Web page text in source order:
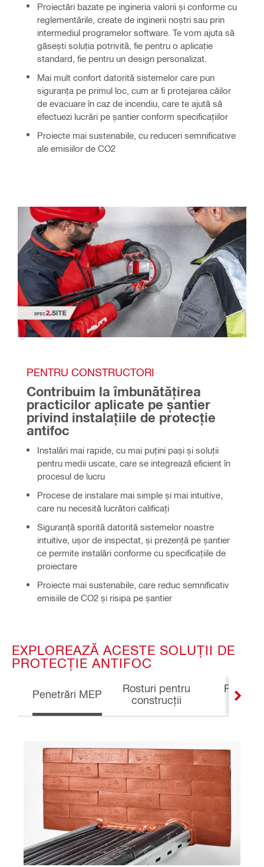
Proiectări bazate pe ingineria valorii și conforme cu
reglementările, create de inginerii noștri sau prin
intermediul programelor software. Te vom ajuta să
găsești soluția potrivită, fie pentru o aplicație
standard, fie pentru un design personalizat.
Mai mult confort datorită sistemelor care pun
siguranța pe primul loc, cum ar fi protejarea căilor
de evacuare în caz de incendiu, care te ajută să
efectuezi lucrări pe șantier conform specificațiilor
Proiecte mai sustenabile, cu reduceri semnificative
ale emisiilor de CO2
PENTRU CONSTRUCTORI
Contribuim la îmbunătățirea
practicilor aplicate pe șantier
privind instalațiile de protecție
antifoc
Instalări mai rapide, cu mai puțini pași și soluții
pentru medii uscate, care se integrează eficient în
procesul de lucru
Procese de instalare mai simple și mai intuitive,
care nu necesită lucrători calificați
Siguranță sporită datorită sistemelor noastre
intuitive, ușor de inspectat, și prezență pe șantier
ce permite instalări conforme cu specificațiile de
proiectare
Proiecte mai sustenabile, care reduc semnificativ
emisiile de CO2 și risipa pe șantier
EXPLOREAZĂ ACESTE SOLUȚII DE
PROTECȚIE ANTIFOC
Penetrări MEP
Rosturi pentru
construcții
Rosturi